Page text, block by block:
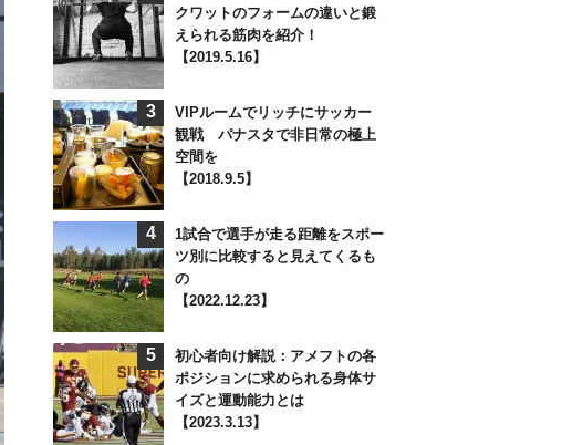
クワットのフォームの違いと鍛
えられる筋肉を紹介！
【2019.5.16】
3
VIPルームでリッチにサッカー
観戦 パナスタで非日常の極上
空間を
【2018.9.5】
4
1試合で選手が走る距離をスポー
ツ別に比較すると見えてくるも
の
【2022.12.23】
5
初心者向け解説：アメフトの各
ポジションに求められる身体サ
イズと運動能力とは
【2023.3.13】